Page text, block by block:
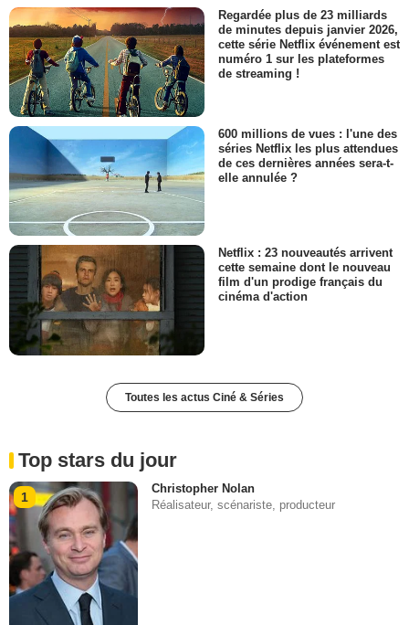
Regardée plus de 23 milliards
de minutes depuis janvier 2026,
cette série Netflix événement est
numéro 1 sur les plateformes
de streaming !
600 millions de vues : l'une des
séries Netflix les plus attendues
de ces dernières années sera-t-
elle annulée ?
Netflix : 23 nouveautés arrivent
cette semaine dont le nouveau
film d'un prodige français du
cinéma d'action
Toutes les actus Ciné & Séries
Top stars du jour
1
Christopher Nolan
Réalisateur, scénariste, producteur